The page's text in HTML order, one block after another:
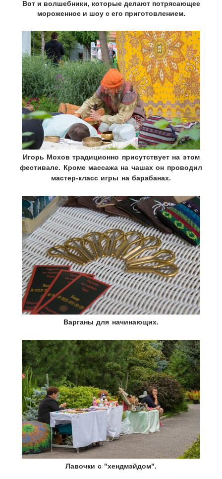
Вот и волшебники, которые делают потрясающее
мороженное и шоу с его приготовлением.
Игорь Мохов традиционно присутствует на этом
фестивале. Кроме массажа на чашах он проводил
мастер-класс игры на барабанах.
Варганы для начинающих.
Лавочки с "хендмэйдом".